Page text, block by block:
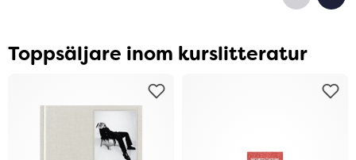
Toppsäljare inom kurslitteratur